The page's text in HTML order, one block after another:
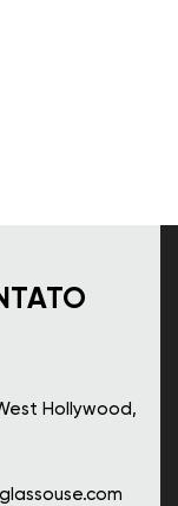
Hollywood,